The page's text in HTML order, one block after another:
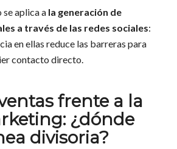
aplica a la generación de
a través de las redes sociales:
en ellas reduce las barreras para
contacto directo.
frente a la
¿dónde
divisoria?